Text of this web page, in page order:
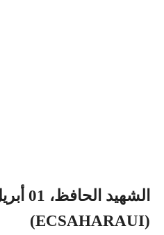
(ECSAHARAUI)